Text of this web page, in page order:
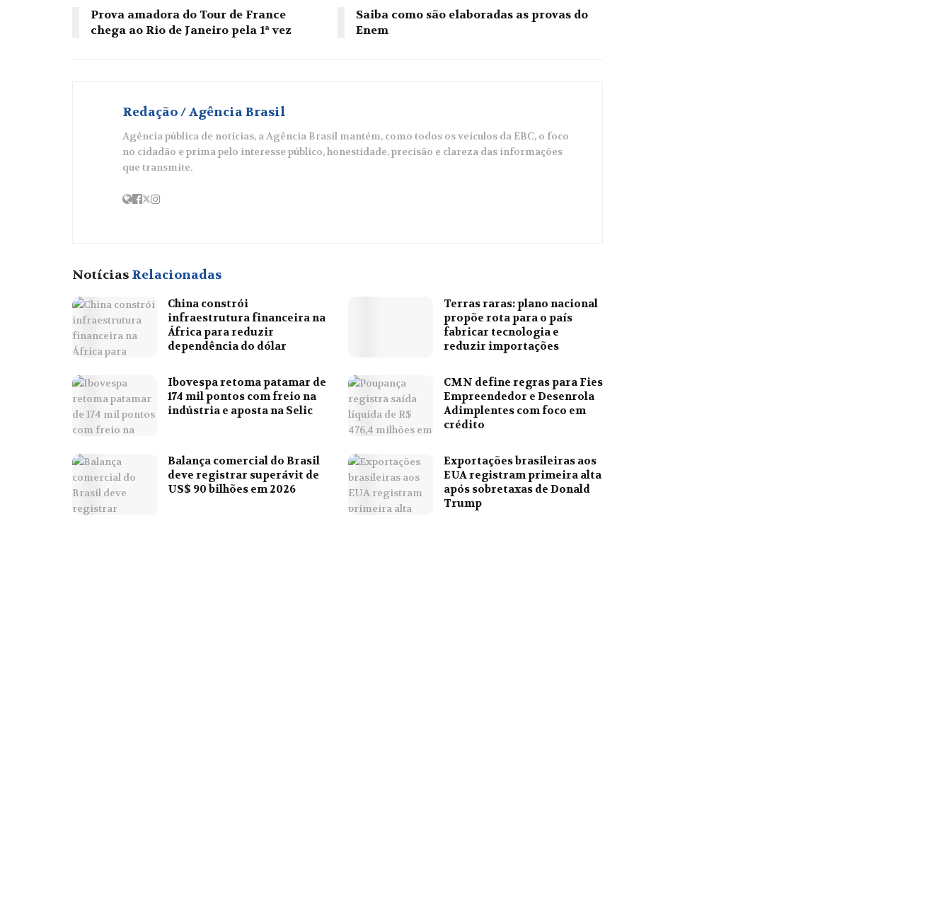
Prova amadora do Tour de France
chega ao Rio de Janeiro pela 1ª vez
Saiba como são elaboradas as provas do
Enem
Redação / Agência Brasil
Agência pública de notícias, a Agência Brasil mantém, como todos os veículos da EBC, o foco
no cidadão e prima pelo interesse público, honestidade, precisão e clareza das informações
que transmite.
Notícias Relacionadas
China constrói
infraestrutura financeira na
África para reduzir
dependência do dólar
Terras raras: plano nacional
propõe rota para o país
fabricar tecnologia e
reduzir importações
Ibovespa retoma patamar de
174 mil pontos com freio na
indústria e aposta na Selic
CMN define regras para Fies
Empreendedor e Desenrola
Adimplentes com foco em
crédito
Balança comercial do Brasil
deve registrar superávit de
US$ 90 bilhões em 2026
Exportações brasileiras aos
EUA registram primeira alta
após sobretaxas de Donald
Trump